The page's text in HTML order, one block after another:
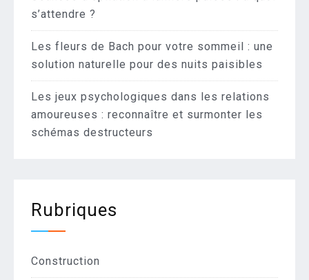
s’attendre ?
Les fleurs de Bach pour votre sommeil : une
solution naturelle pour des nuits paisibles
Les jeux psychologiques dans les relations
amoureuses : reconnaître et surmonter les
schémas destructeurs
Rubriques
Construction